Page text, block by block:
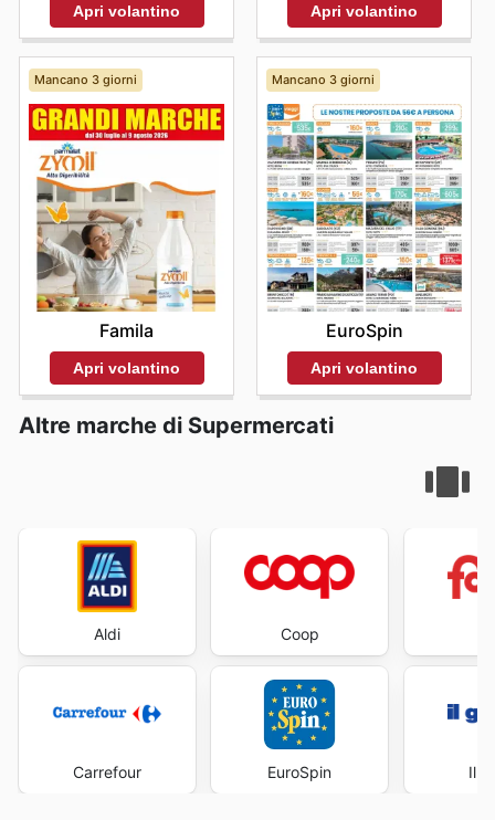
Apri volantino Apri volantino
Mancano 3 giorni
Famila
Apri volantino
Mancano 3 giorni
EuroSpin
Apri volantino
Altre marche di Supermercati
Aldi
Carrefour
Coop
EuroSpin Il